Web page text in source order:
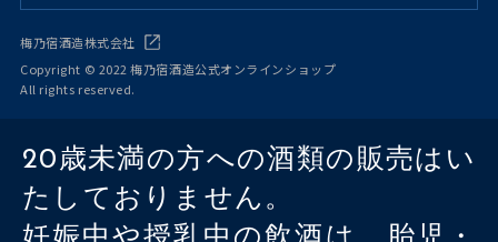
梅乃宿酒造株式会社
Copyright © 2022 梅乃宿酒造公式オンラインショップ
All rights reserved.
20歳未満の方への酒類の販売はい
たしておりません。